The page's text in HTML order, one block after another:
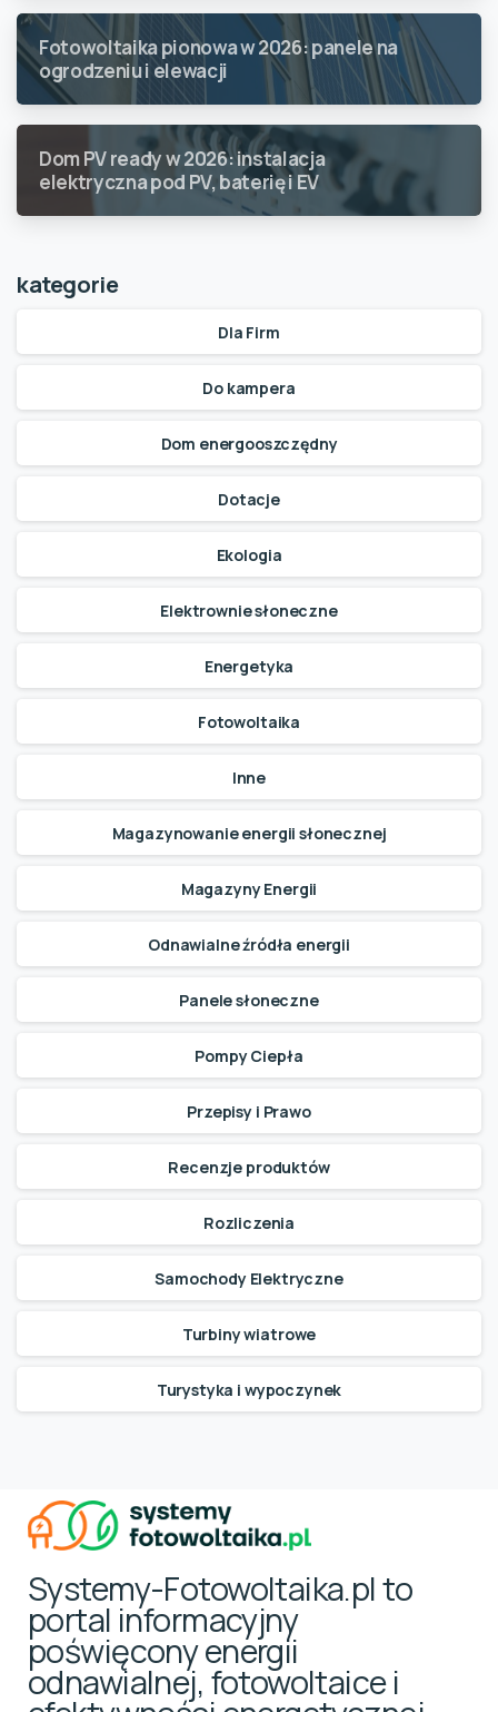
Fotowoltaika pionowa w 2026: panele na
ogrodzeniu i elewacji
Dom PV ready w 2026: instalacja
elektryczna pod PV, baterię i EV
kategorie
Dla Firm
Do kampera
Dom energooszczędny
Dotacje
Ekologia
Elektrownie słoneczne
Energetyka
Fotowoltaika
Inne
Magazynowanie energii słonecznej
Magazyny Energii
Odnawialne źródła energii
Panele słoneczne
Pompy Ciepła
Przepisy i Prawo
Recenzje produktów
Rozliczenia
Samochody Elektryczne
Turbiny wiatrowe
Turystyka i wypoczynek
Systemy-Fotowoltaika.pl to
portal informacyjny
poświęcony energii
odnawialnej, fotowoltaice i